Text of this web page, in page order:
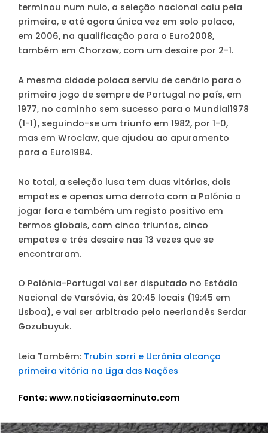
terminou num nulo, a seleção nacional caiu pela
primeira, e até agora única vez em solo polaco,
em 2006, na qualificação para o Euro2008,
também em Chorzow, com um desaire por 2-1.
A mesma cidade polaca serviu de cenário para o
primeiro jogo de sempre de Portugal no país, em
1977, no caminho sem sucesso para o Mundial1978
(1-1), seguindo-se um triunfo em 1982, por 1-0,
mas em Wroclaw, que ajudou ao apuramento
para o Euro1984.
No total, a seleção lusa tem duas vitórias, dois
empates e apenas uma derrota com a Polónia a
jogar fora e também um registo positivo em
termos globais, com cinco triunfos, cinco
empates e três desaire nas 13 vezes que se
encontraram.
O Polónia-Portugal vai ser disputado no Estádio
Nacional de Varsóvia, às 20:45 locais (19:45 em
Lisboa), e vai ser arbitrado pelo neerlandês Serdar
Gozubuyuk.
Leia Também: Trubin sorri e Ucrânia alcança
primeira vitória na Liga das Nações
Fonte: www.noticiasaominuto.com